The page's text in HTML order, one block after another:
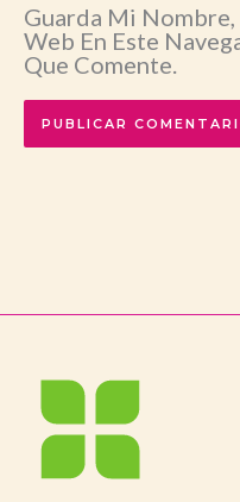
Guarda Mi
Web En Este
Que Comente.